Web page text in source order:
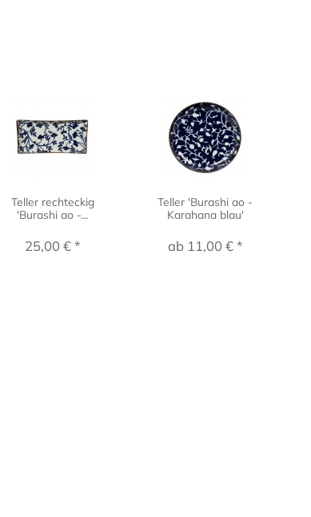
Teller rechteckig
'Burashi ao -...
25,00 € *
Teller 'Burashi ao -
Karahana blau'
ab 11,00 € *